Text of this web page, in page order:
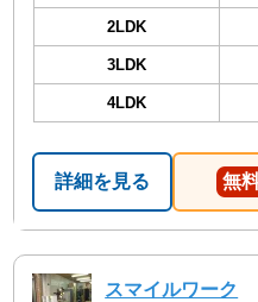
2LDK
3LDK
4LDK
詳細を見る 無
スマイルワーク